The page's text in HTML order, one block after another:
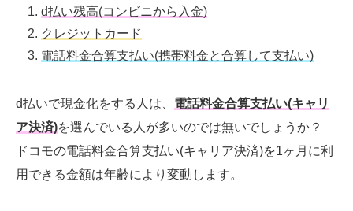
d払い残高(コンビニから入金)
クレジットカード
電話料金合算支払い(携帯料金と合算して支払い)
d払いで現金化をする人は、 電話料金合算支払い(キャリ
ア決済)を選んでいる人が多いのでは無いでしょうか？
ドコモの電話料金合算支払い(キャリア決済)を1ヶ月に利
用できる金額は年齢により変動します。